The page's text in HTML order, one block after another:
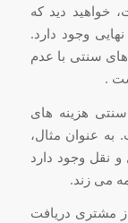
خواهید دید که
وجود دارد.
سنتی با عدم
.
هزینه های
عنوان مثال،
و نقل وجود دارد
می زند.
مشتری دریافت